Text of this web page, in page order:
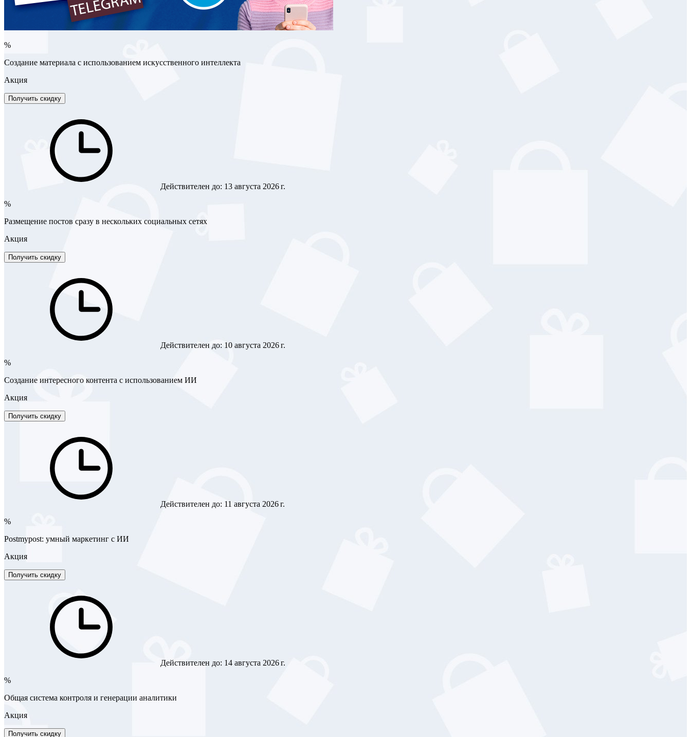
%
Создание материала с использованием искусственного интеллекта
Акция
Получить скидку
Действителен до: 13 августа 2026 г.
%
Размещение постов сразу в нескольких социальных сетях
Акция
Получить скидку
Действителен до: 10 августа 2026 г.
%
Создание интересного контента с использованием ИИ
Акция
Получить скидку
Действителен до: 11 августа 2026 г.
%
Postmypost: умный маркетинг с ИИ
Акция
Получить скидку
Действителен до: 14 августа 2026 г.
%
Общая система контроля и генерации аналитики
Акция
Получить скидку